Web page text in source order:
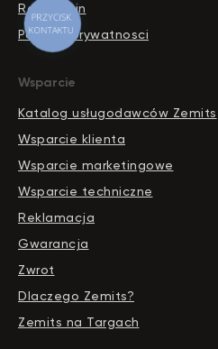
Regulamin
Polityka prywatnosci
Wsparcie
Katalog usługodawców Zemits
Wsparcie klienta
Wsparcie marketingowe
Wsparcie techniczne
Reklamacja
Gwarancja
Zwrot
Dlaczego Zemits?
Zemits na Targach
PRZYCISK
KONTAKTU